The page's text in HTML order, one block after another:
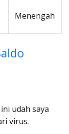
Menengah
udah saya
virus.